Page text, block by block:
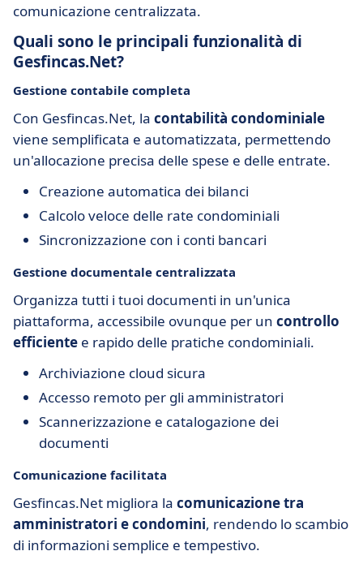
comunicazione centralizzata.
Quali sono le principali funzionalità di
Gesfincas.Net?
Gestione contabile completa
Con Gesfincas.Net, la contabilità condominiale
viene semplificata e automatizzata, permettendo
un'allocazione precisa delle spese e delle entrate.
Creazione automatica dei bilanci
Calcolo veloce delle rate condominiali
Sincronizzazione con i conti bancari
Gestione documentale centralizzata
Organizza tutti i tuoi documenti in un'unica
piattaforma, accessibile ovunque per un controllo
efficiente e rapido delle pratiche condominiali.
Archiviazione cloud sicura
Accesso remoto per gli amministratori
Scannerizzazione e catalogazione dei
documenti
Comunicazione facilitata
Gesfincas.Net migliora la comunicazione tra
amministratori e condomini, rendendo lo scambio
di informazioni semplice e tempestivo.